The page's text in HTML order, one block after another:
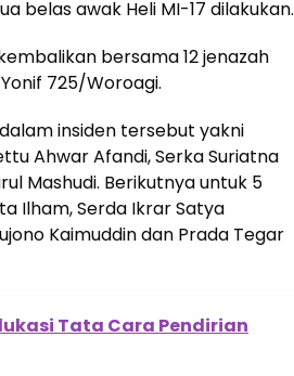
belas awak Heli MI-17 dilakukan.
bersama 12 jenazah
725/Woroagi.
insiden tersebut yakni
Ahwar Afandi, Serka Suriatna
Mashudi. Berikutnya untuk 5
Ilham, Serda Ikrar Satya
Kaimuddin dan Prada Tegar
Tata Cara Pendirian